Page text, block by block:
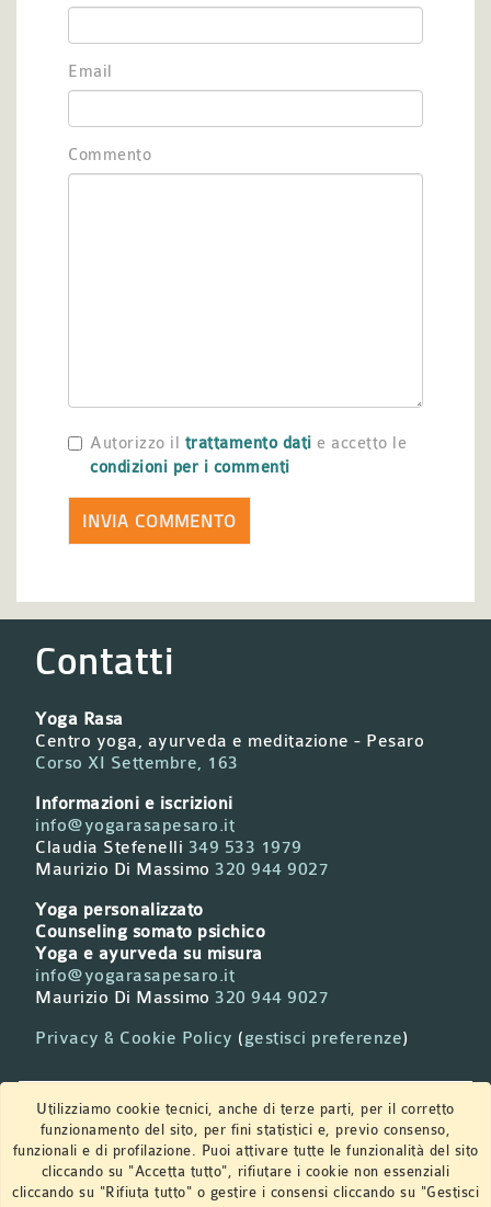
Email
Commento
Autorizzo il trattamento dati e accetto le
condizioni per i commenti
Contatti
Yoga Rasa
Centro yoga, ayurveda e meditazione - Pesaro
Corso XI Settembre, 163
Informazioni e iscrizioni
info@yogarasapesaro.it
Claudia Stefenelli 349 533 1979
Maurizio Di Massimo 320 944 9027
Yoga personalizzato
Counseling somato psichico
Yoga e ayurveda su misura
info@yogarasapesaro.it
Maurizio Di Massimo 320 944 9027
Privacy & Cookie Policy (gestisci preferenze)
Newsletter
Iscriviti per ricevere aggiornamenti e notizie sui
Utilizziamo cookie tecnici, anche di terze parti, per il corretto
funzionamento del sito, per fini statistici e, previo consenso,
funzionali e di profilazione. Puoi attivare tutte le funzionalità del sito
cliccando su "Accetta tutto", rifiutare i cookie non essenziali
cliccando su "Rifiuta tutto" o gestire i consensi cliccando su "Gestisci